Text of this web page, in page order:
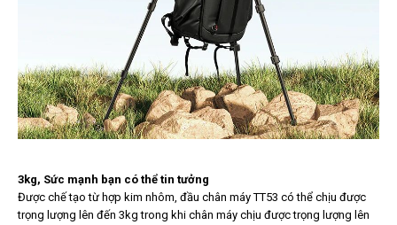
3kg, Sức mạnh bạn có thể tin tưởng
Được chế tạo từ hợp kim nhôm, đầu chân máy TT53 có thể chịu được
trọng lượng lên đến 3kg trong khi chân máy chịu được trọng lượng lên